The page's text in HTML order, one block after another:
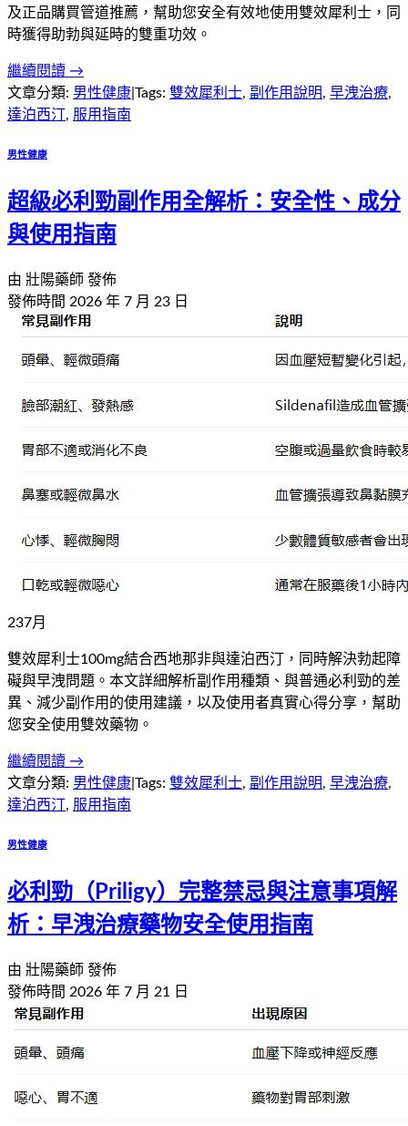
及正品購買管道推薦，幫助您安全有效地使用雙效犀利士，同
時獲得助勃與延時的雙重功效。
繼續閱讀 →
文章分類: 男性健康 Tags: 雙效犀利士, 副作用說明, 早洩治療,
達泊西汀 , 服用指南
男性健康
超級必利勁副作用全解析：安全性、成分
與使用指南
由 壯陽藥師 發佈
發佈時間 2026 年 7 月 23 日
237月
雙效犀利士100mg結合西地那非與達泊西汀，同時解決勃起障
礙與早洩問題。本文詳細解析副作用種類、與普通必利勁的差
異、減少副作用的使用建議，以及使用者真實心得分享，幫助
您安全使用雙效藥物。
繼續閱讀 →
文章分類: 男性健康 Tags: 雙效犀利士, 副作用說明, 早洩治療,
達泊西汀 , 服用指南
男性健康
必利勁（Priligy）完整禁忌與注意事項解
析：早洩治療藥物安全使用指南
由 壯陽藥師 發佈
發佈時間 2026 年 7 月 21 日